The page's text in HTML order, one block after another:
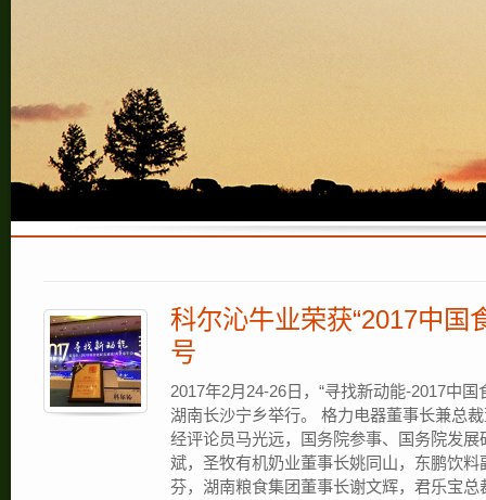
科尔沁牛业荣获“2017中国
号
2017年2月24-26日，“寻找新动能-2017中
湖南长沙宁乡举行。 格力电器董事长兼总
经评论员马光远，国务院参事、国务院发
斌，圣牧有机奶业董事长姚同山，东鹏饮
芬，湖南粮食集团董事长谢文辉，君乐宝